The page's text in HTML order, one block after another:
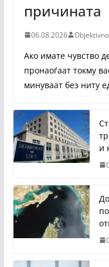
причината
06.08.2026
Ако имате чувство
пронаоѓаат токму
минуваат без ниту
и